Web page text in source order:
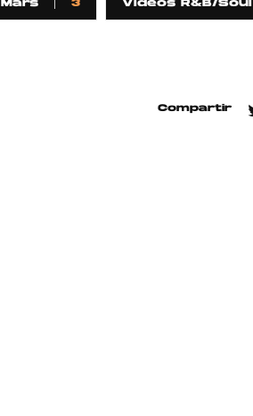
3 Videos R&B/Soul
Compartir